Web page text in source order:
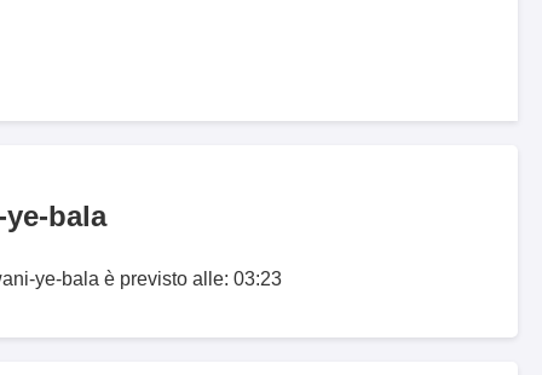
bala
ye-bala è previsto alle: 03:23